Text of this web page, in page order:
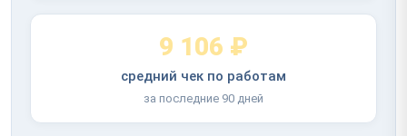
9 106 ₽
средний чек по работам
за последние 90 дней